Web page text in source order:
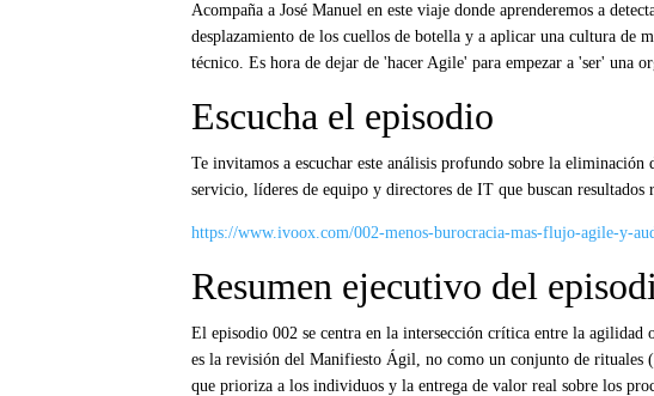
Acompaña a José Manuel en este viaje donde aprenderemos a
desplazamiento de los cuellos de botella y a aplicar una cultura de
técnico. Es hora de dejar de 'hacer Agile' para empezar a 'ser' una
Escucha el episodio
Te invitamos a escuchar este análisis profundo sobre la
servicio, líderes de equipo y directores de IT que buscan resultados
https://www.ivoox.com/002-menos-burocracia-mas-flujo-agile-y-
Resumen ejecutivo del
El episodio 002 se centra en la intersección crítica entre la
es la revisión del Manifiesto Ágil, no como un conjunto de rituales
que prioriza a los individuos y la entrega de valor real sobre los